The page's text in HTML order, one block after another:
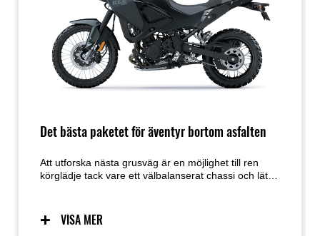
Det bästa paketet för äventyr bortom asfalten
Att utforska nästa grusväg är en möjlighet till ren
körglädje tack vare ett välbalanserat chassi och lätt,
upp eller sitter ner, medan den sömlösa karossen
låter föraren röra sig fritt. Den förarfokuserade och
VISA MER